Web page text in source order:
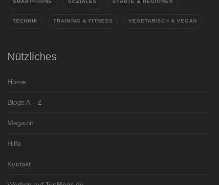
SMARTPHONE SOZIALES STÄDTE & REGIONEN
TECHNIK TRAINING & FITNESS VEGETARISCH & VEGAN
Nützliches
Home
Blogs A – Z
Magazin
Hilfe
Kontakt